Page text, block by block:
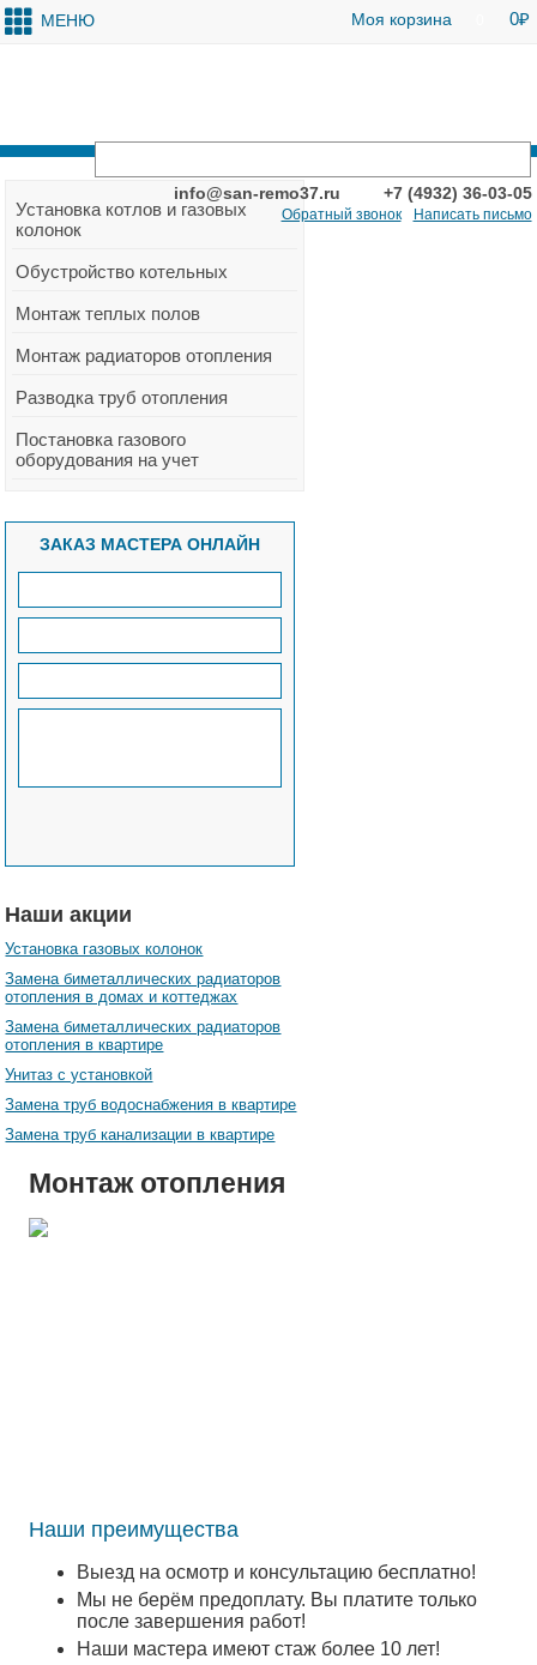
МЕНЮ Моя корзина 0
+7 (4932) 36-03-05
info@san-remo37.ru
Обратный звонок Написать письмо
Установка котлов и газовых
колонок
Обустройство котельных
Монтаж теплых полов
Монтаж радиаторов отопления
Разводка труб отопления
Постановка газового
оборудования на учет
ЗАКАЗ МАСТЕРА ОНЛАЙН
Наши акции
Установка газовых колонок
Замена биметаллических радиаторов
отопления в домах и коттеджах
Замена биметаллических радиаторов
отопления в квартире
Унитаз с установкой
Замена труб водоснабжения в квартире
Замена труб канализации в квартире
Монтаж отопления
Наши преимущества
Выезд на осмотр и консультацию бесплатно!
Мы не берём предоплату. Вы платите только
после завершения работ!
Наши мастера имеют стаж более 10 лет!